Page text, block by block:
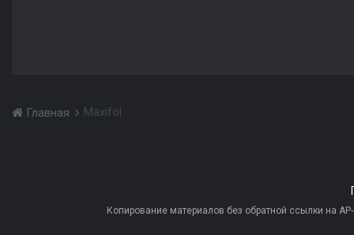
Главная Maxifol
Копирование материалов без обратной ссылки на